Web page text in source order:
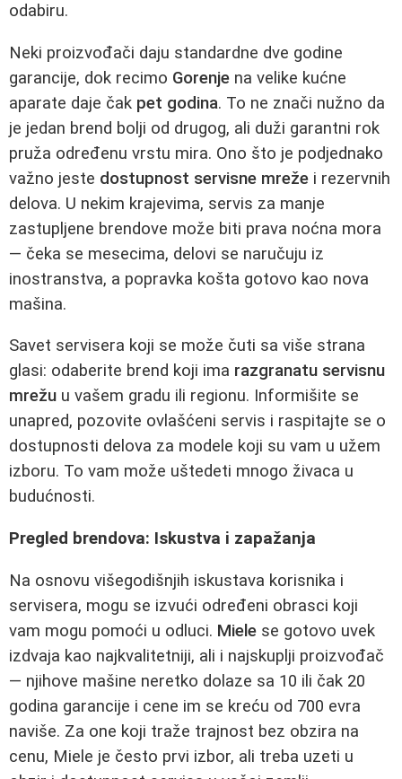
odabiru.
Neki proizvođači daju standardne dve godine
garancije, dok recimo Gorenje na velike kućne
aparate daje čak pet godina. To ne znači nužno da
je jedan brend bolji od drugog, ali duži garantni rok
pruža određenu vrstu mira. Ono što je podjednako
važno jeste dostupnost servisne mreže i rezervnih
delova. U nekim krajevima, servis za manje
zastupljene brendove može biti prava noćna mora
— čeka se mesecima, delovi se naručuju iz
inostranstva, a popravka košta gotovo kao nova
mašina.
Savet servisera koji se može čuti sa više strana
glasi: odaberite brend koji ima razgranatu servisnu
mrežu u vašem gradu ili regionu. Informišite se
unapred, pozovite ovlašćeni servis i raspitajte se o
dostupnosti delova za modele koji su vam u užem
izboru. To vam može uštedeti mnogo živaca u
budućnosti.
Pregled brendova: Iskustva i zapažanja
Na osnovu višegodišnjih iskustava korisnika i
servisera, mogu se izvući određeni obrasci koji
vam mogu pomoći u odluci. Miele se gotovo uvek
izdvaja kao najkvalitetniji, ali i najskuplji proizvođač
— njihove mašine neretko dolaze sa 10 ili čak 20
godina garancije i cene im se kreću od 700 evra
naviše. Za one koji traže trajnost bez obzira na
cenu, Miele je često prvi izbor, ali treba uzeti u